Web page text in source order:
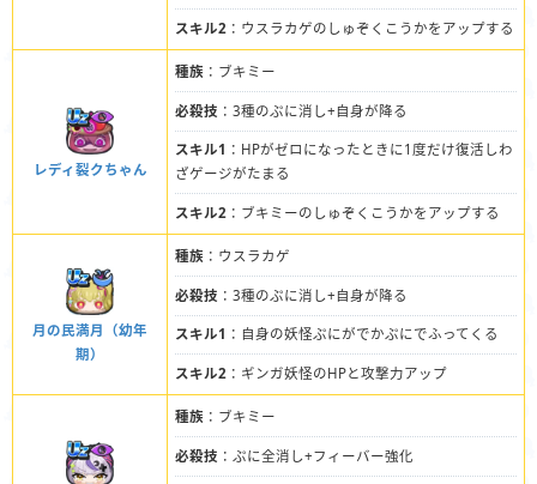
スキル2 ：ウスラカゲのしゅぞくこうかをアップする
レディ裂クちゃん
種族 ：ブキミー
必殺技 ：3種のぷに消し+自身が降る
スキル1 ：HPがゼロになったときに1度だけ復活しわ
ざゲージがたまる
スキル2 ：ブキミーのしゅぞくこうかをアップする
月の民満月（幼年
期）
種族 ：ウスラカゲ
必殺技 ：3種のぷに消し+自身が降る
スキル1 ：自身の妖怪ぷにがでかぷにでふってくる
スキル2 ：ギンガ妖怪のHPと攻撃力アップ
種族 ：ブキミー
必殺技 ：ぷに全消し+フィーバー強化